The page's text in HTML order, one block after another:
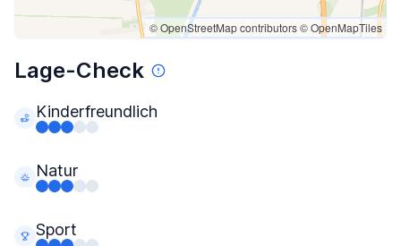
© OpenStreetMap contributors© OpenMapTiles
Lage-Check
Kinderfreundlich
Natur
Sport